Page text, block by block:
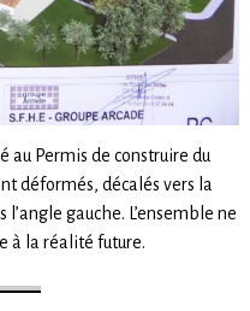
au Permis de construire du
déformés, décalés vers la
gauche. L’ensemble ne
à la réalité future.